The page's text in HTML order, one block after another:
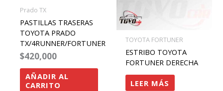
Prado TX
PASTILLAS TRASERAS
TOYOTA PRADO
TX/4RUNNER/FORTUNER
$420,000
AÑADIR AL
CARRITO
TOYOTA FORTUNER
ESTRIBO TOYOTA
FORTUNER DERECHA
LEER MÁS